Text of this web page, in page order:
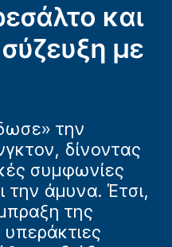
και
με
την
δίνοντας
συμφωνίες
την άμυνα. Έτσι,
της
υπεράκτιες